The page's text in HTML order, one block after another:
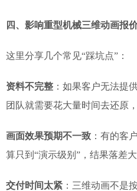
四、影响重型机械三维动画报
这里分享几个常见“踩坑点”：
资料不完整 ：如果客户无法提
团队就需要花大量时间去还原
画面效果预期不一致 ：有的客
算只到“演示级别”，结果落差大
交付时间太紧 ：三维动画不是